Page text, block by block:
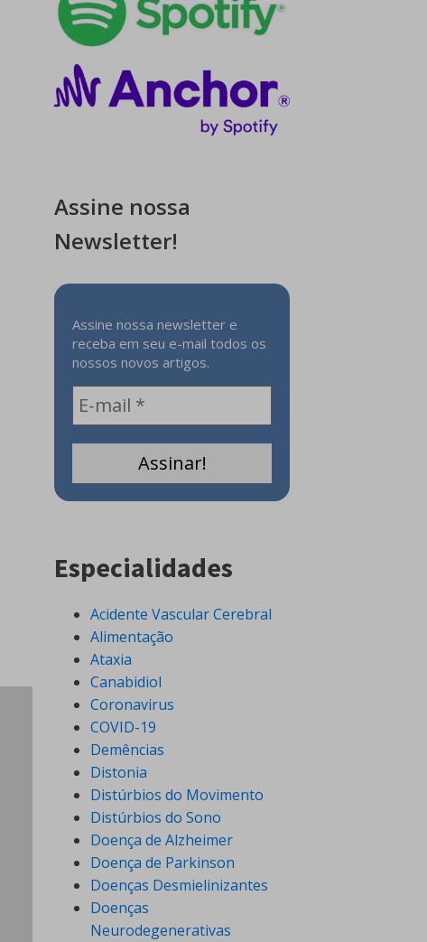
Assine nossa
Newsletter!
Assine nossa newsletter e
receba em seu e-mail todos os
nossos novos artigos.
Especialidades
Acidente Vascular Cerebral
Alimentação
Ataxia
Canabidiol
Coronavirus
COVID-19
Demências
Distonia
Distúrbios do Movimento
Distúrbios do Sono
Doença de Alzheimer
Doença de Parkinson
Doenças Desmielinizantes
Doenças
Neurodegenerativas